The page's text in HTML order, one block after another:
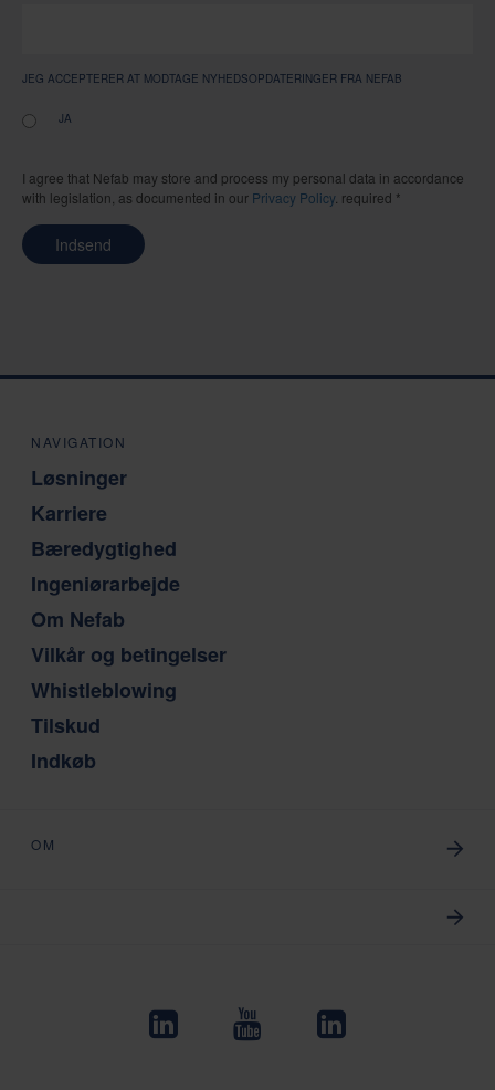
JEG ACCEPTERER AT MODTAGE NYHEDSOPDATERINGER FRA NEFAB
JA
I agree that Nefab may store and process my personal data in accordance
with legislation, as documented in our Privacy Policy. required *
Indsend
NAVIGATION
Løsninger
Karriere
Bæredygtighed
Ingeniørarbejde
Om Nefab
Vilkår og betingelser
Whistleblowing
Tilskud
Indkøb
OM